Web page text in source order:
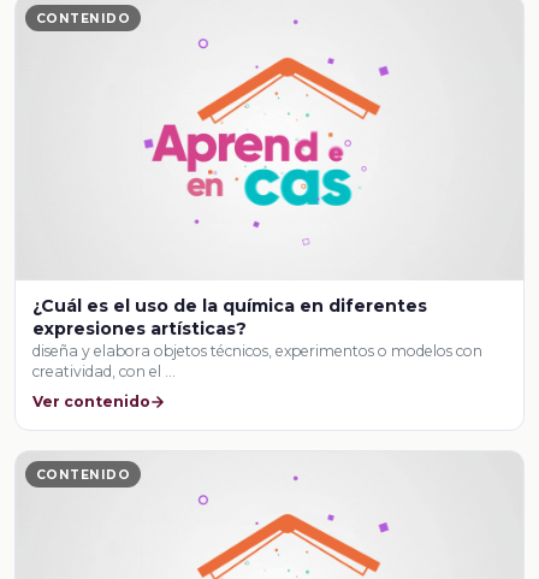
CONTENIDO
¿Cuál es el uso de la química en diferentes
expresiones artísticas?
diseña y elabora objetos técnicos, experimentos o modelos con
creatividad, con el …
Ver contenido
CONTENIDO